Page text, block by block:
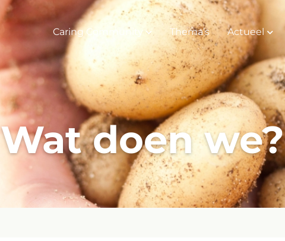
Caring Community Thema’s Actueel
Wat doen we?